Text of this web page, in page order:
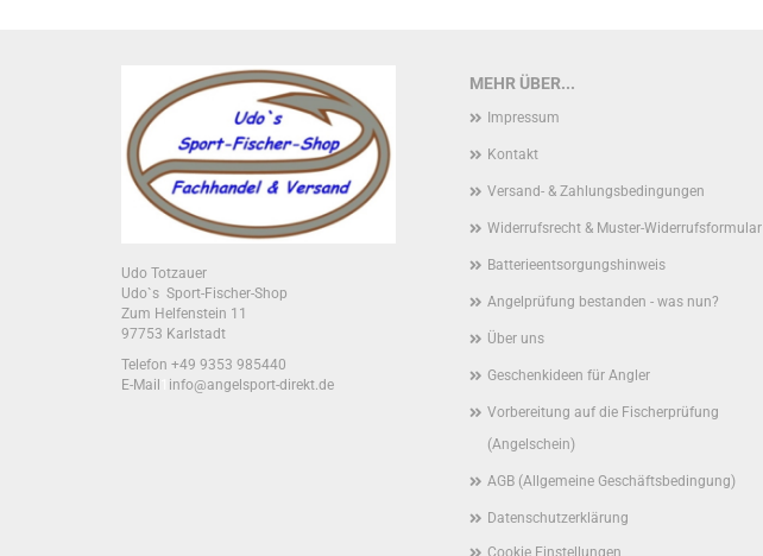
MEHR ÜBER...
Impressum
Kontakt
Versand- & Zahlungsbedingungen
Widerrufsrecht & Muster-Widerrufsformular
Batterieentsorgungshinweis
Angelprüfung bestanden - was nun?
Über uns
Geschenkideen für Angler
Vorbereitung auf die Fischerprüfung
(Angelschein)
AGB (Allgemeine Geschäftsbedingung)
Datenschutzerklärung
Cookie Einstellungen
Udo Totzauer
Udo`s Sport-Fischer-Shop
Zum Helfenstein 11
97753 Karlstadt
Telefon +49 9353 985440
E-Mail
info@angelsport-direkt.de